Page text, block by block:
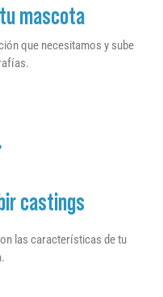
mascota
que necesitamos y sube
castings
las características de tu